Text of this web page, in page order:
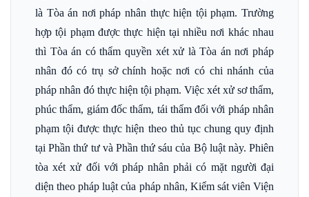
là Tòa án nơi pháp nhân thực hiện tội phạm. Trường
hợp tội phạm được thực hiện tại nhiều nơi khác nhau
thì Tòa án có thẩm quyền xét xử là Tòa án nơi pháp
nhân đó có trụ sở chính hoặc nơi có chi nhánh của
pháp nhân đó thực hiện tội phạm. Việc xét xử sơ thẩm,
phúc thẩm, giám đốc thẩm, tái thẩm đối với pháp nhân
phạm tội được thực hiện theo thủ tục chung quy định
tại Phần thứ tư và Phần thứ sáu của Bộ luật này. Phiên
tòa xét xử đối với pháp nhân phải có mặt người đại
diện theo pháp luật của pháp nhân, Kiểm sát viên Viện